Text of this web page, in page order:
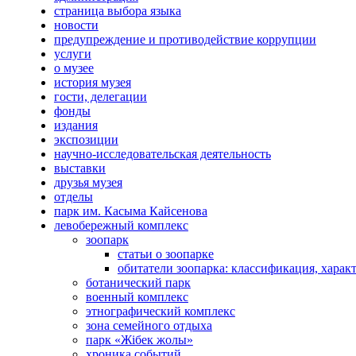
страница выбора языка
новости
предупреждение и противодействие коррупции
услуги
о музее
история музея
гости, делегации
фонды
издания
экспозиции
научно-исследовательская деятельность
выставки
друзья музея
отделы
парк им. Касыма Кайсенова
левобережный комплекс
зоопарк
статьи о зоопарке
обитатели зоопарка: классификация,
ботанический парк
военный комплекс
этнографический комплекс
зона семейного отдыха
парк «Жібек жолы»